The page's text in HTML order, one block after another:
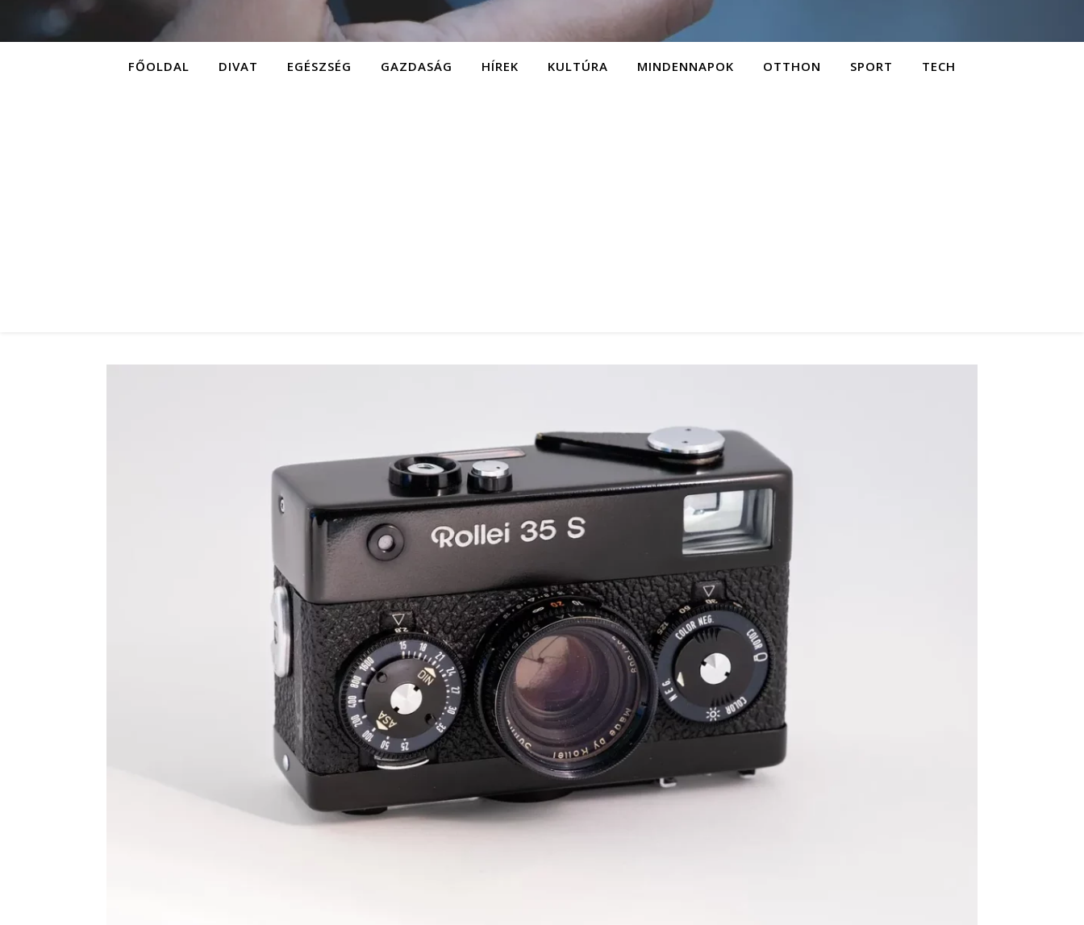
FŐOLDAL DIVAT EGÉSZSÉG GAZDASÁG HÍREK KULTÚRA MINDENNAPOK OTTHON SPORT TECH